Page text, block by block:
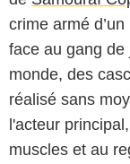
crime armé
face au gang de
monde, des
réalisé sans
l'acteur principal,
muscles et au